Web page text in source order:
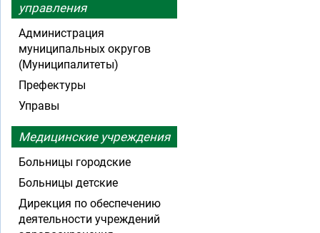
управления
Администрация
муниципальных округов
(Муниципалитеты)
Префектуры
Управы
Медицинские учреждения
Больницы городские
Больницы детские
Дирекция по обеспечению
деятельности учреждений